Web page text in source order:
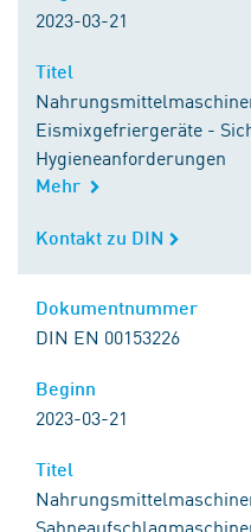
2023-03-21
Titel
Eismixgefriergeräte -
Hygieneanforderungen
Mehr
Kontakt zu DIN
Kontakt zu DIN
Dokumentnummer
DIN EN 00153226
Beginn
2023-03-21
Titel